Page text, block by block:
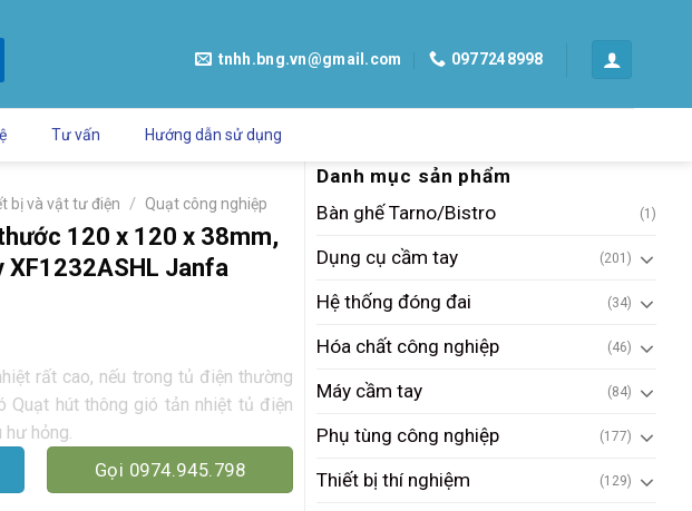
tnhh.bng.vn@gmail.com 0977248998
Tư vấn Hướng dẫn sử dụng
Danh mục sản phẩm
Bàn ghế Tarno/Bistro
(1)
Dụng cụ cầm tay (201)
Hệ thống đóng đai (34)
Hóa chất công nghiệp (46)
Máy cầm tay (84)
Phụ tùng công nghiệp (177)
Thiết bị thí nghiệm (129)
bị và vật tư điện / Quạt công nghiệp
120 x 120 x 38mm,
Janfa
rất cao, nếu trong tủ điện thường
Quạt hút thông gió tản nhiệt tủ điện
hư hỏng.
Gọi 0974.945.798